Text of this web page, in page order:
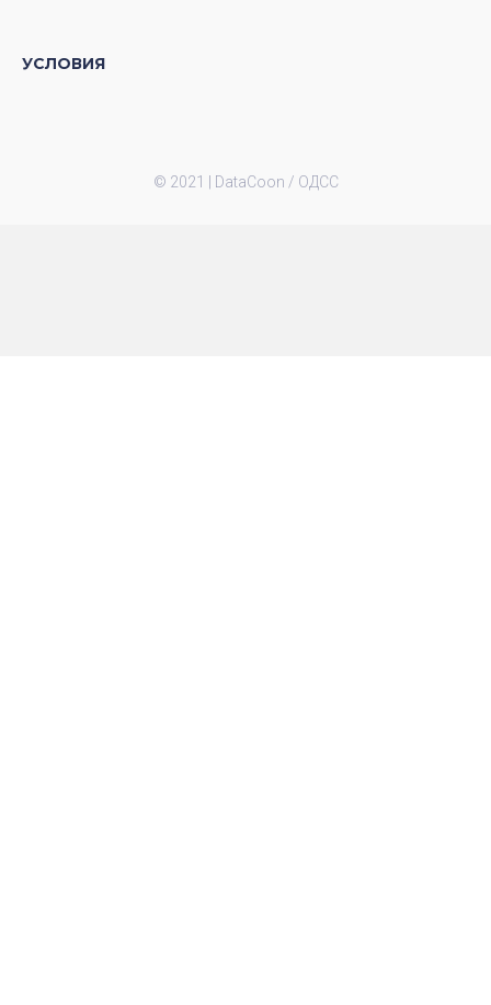
УСЛОВИЯ
© 2021 | DataCoon / ОДСС